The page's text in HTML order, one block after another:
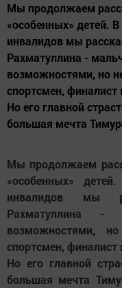
Мы продолжаем
«особенных» детей.
инвалидов мы
Рахматуллина -
возможностями, но
спортсмен,
Но его главной
большая мечта
Мы продолжаем
«особенных»
инвалидов мы
Рахматуллина -
возможностями,
спортсмен,
Но его главной
большая мечта